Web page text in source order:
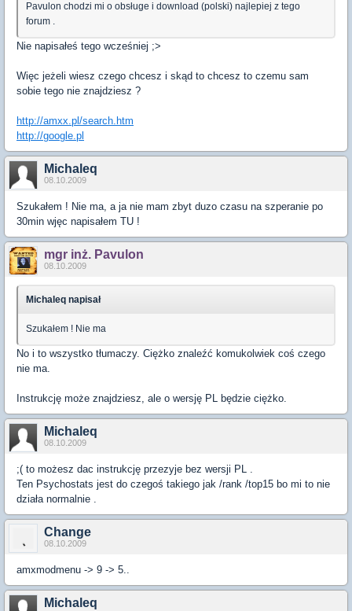
Pavulon chodzi mi o obsługe i download (polski) najlepiej z tego
forum .
Nie napisałeś tego wcześniej ;>
Więc jeżeli wiesz czego chcesz i skąd to chcesz to czemu sam
sobie tego nie znajdziesz ?
http://amxx.pl/search.htm
http://google.pl
Michaleq
08.10.2009
Szukałem ! Nie ma, a ja nie mam zbyt duzo czasu na szperanie po
30min wjęc napisałem TU !
mgr inż. Pavulon
08.10.2009
Michaleq napisał
Szukałem ! Nie ma
No i to wszystko tłumaczy. Ciężko znaleźć komukolwiek coś czego
nie ma.
Instrukcję może znajdziesz, ale o wersję PL będzie ciężko.
Michaleq
08.10.2009
;( to możesz dac instrukcję przezyje bez wersji PL .
Ten Psychostats jest do czegoś takiego jak /rank /top15 bo mi to nie
działa normalnie .
Change
08.10.2009
amxmodmenu -> 9 -> 5..
Michaleq